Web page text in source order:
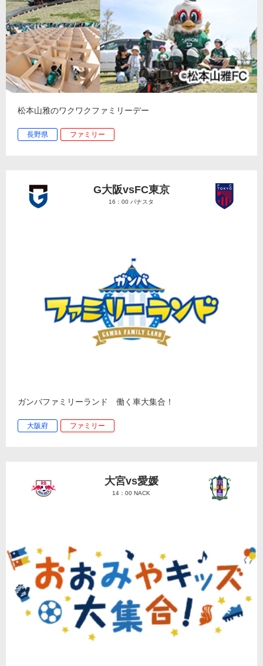
松本山雅のワクワクファミリーデー
長野県 ファミリー
G大阪vsFC東京
16：00 パナスタ
ガンバファミリーランド 働く車大集合！
大阪府 ファミリー
大宮vs愛媛
14：00 NACK